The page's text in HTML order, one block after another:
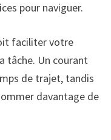
pour naviguer.
faciliter votre
tâche. Un courant
de trajet, tandis
davantage de